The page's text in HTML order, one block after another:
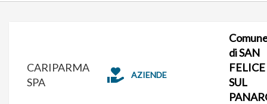
CARIPARMA
SPA
AZIENDE
di SAN
FELICE
SUL